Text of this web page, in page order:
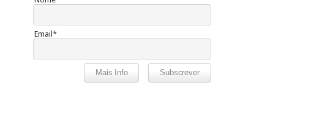
Email*